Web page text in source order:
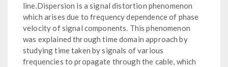
line.Dispersion is a signal distortion phenomenon
which arises due to frequency dependence of phase
velocity of signal components. This phenomenon
was explained through time domain approach by
studying time taken by signals of various
frequencies to propagate through the cable, which